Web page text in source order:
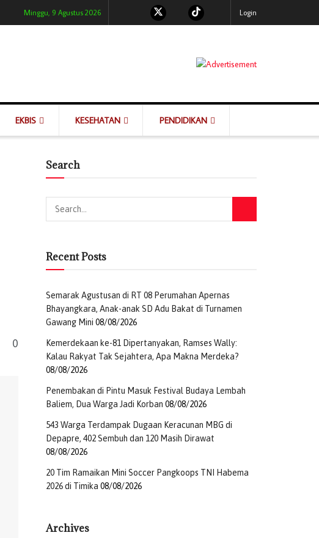
Minggu, 9 Agustus 2026 Login
EKBIS KESEHATAN PENDIDIKAN
0
Search
Recent Posts
Semarak Agustusan di RT 08 Perumahan Apernas
Bhayangkara, Anak-anak SD Adu Bakat di Turnamen
Gawang Mini 08/08/2026
Kemerdekaan ke-81 Dipertanyakan, Ramses Wally:
Kalau Rakyat Tak Sejahtera, Apa Makna Merdeka?
08/08/2026
Penembakan di Pintu Masuk Festival Budaya Lembah
Baliem, Dua Warga Jadi Korban 08/08/2026
543 Warga Terdampak Dugaan Keracunan MBG di
Depapre, 402 Sembuh dan 120 Masih Dirawat
08/08/2026
20 Tim Ramaikan Mini Soccer Pangkoops TNI Habema
2026 di Timika 08/08/2026
Archives